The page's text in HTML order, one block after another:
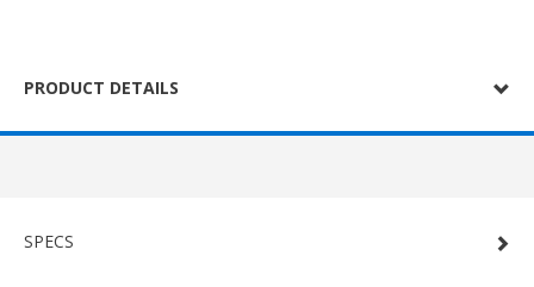
PRODUCT DETAILS
SPECS